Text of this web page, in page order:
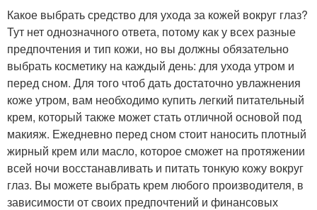
Какое выбрать средство для ухода за кожей вокруг глаз?
Тут нет однозначного ответа, потому как у всех разные
предпочтения и тип кожи, но вы должны обязательно
выбрать косметику на каждый день: для ухода утром и
перед сном. Для того чтоб дать достаточно увлажнения
коже утром, вам необходимо купить легкий питательный
крем, который также может стать отличной основой под
макияж. Ежедневно перед сном стоит наносить плотный
жирный крем или масло, которое сможет на протяжении
всей ночи восстанавливать и питать тонкую кожу вокруг
глаз. Вы можете выбрать крем любого производителя, в
зависимости от своих предпочтений и финансовых